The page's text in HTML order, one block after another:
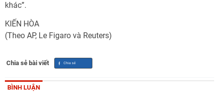
khác”.
KIẾN HÒA
(Theo AP, Le Figaro và Reuters)
Chia sẻ bài viết
BÌNH LUẬN